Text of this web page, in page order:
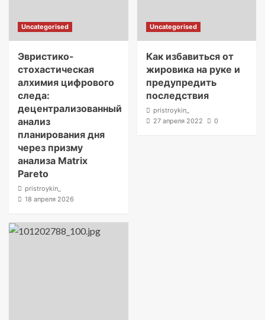
Uncategorised
Эвристико-
стохастическая
алхимия цифрового
следа:
децентрализованный
анализ
планирования дня
через призму
анализа Matrix
Pareto
pristroykin_
18 апреля 2026
Uncategorised
Как избавиться от
жировика на руке и
предупредить
последствия
pristroykin_
27 апреля 2022
0